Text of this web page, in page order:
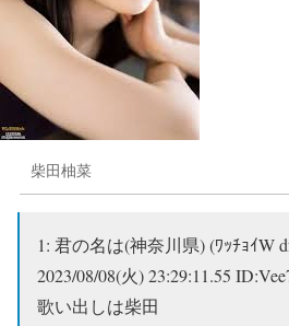
柴田柚菜
1: 君の名は(神奈川県) (ﾜｯﾁｮｲW
2023/08/08(火) 23:29:11.55
歌い出しは柴田